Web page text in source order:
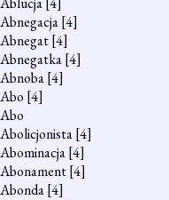
Abnegacja[4]
Abnegat[4]
Abnegatka[4]
Abnoba[4]
Abo [4]
Abo
Abolicjonista[4]
Abominacja[4]
Abonament[4]
Abonda[4]